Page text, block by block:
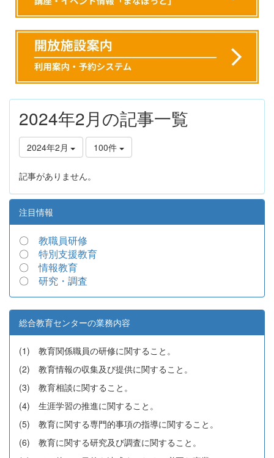
2024年2月の記事一覧
2024年2月 100件
記事がありません。
注目情報
〇 教職員研修
〇 特別支援教育
〇情報教育
〇 研究・調査
総合教育センターの業務内容
(1) 教育関係職員の研修に関すること。
(2) 教育情報の収集及び提供に関すること。
(3) 教育相談に関すること。
(4) 生涯学習の推進に関すること。
(5) 教育に関する専門的事項の指導に関すること。
(6) 教育に関する研究及び調査に関すること。